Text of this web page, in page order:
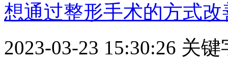
想通过整形手术的方式改
2023-03-23 15:30:26 关键